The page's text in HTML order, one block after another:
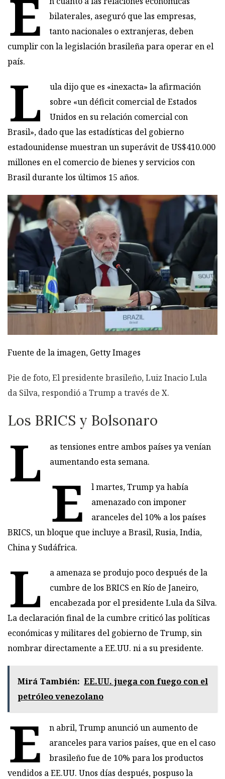
E
bilaterales, aseguró que las empresas,
tanto nacionales o extranjeras, deben
cumplir con la legislación brasileña para operar en el
país.
L
ula dijo que es «inexacta» la afirmación
sobre «un déficit comercial de Estados
Unidos en su relación comercial con
Brasil», dado que las estadísticas del gobierno
estadounidense muestran un superávit de US$410.000
millones en el comercio de bienes y servicios con
Brasil durante los últimos 15 años.
Fuente de la imagen, Getty Images
Pie de foto,El presidente brasileño, Luiz Inacio Lula
da Silva, respondió a Trump a través de X.
Los BRICS y Bolsonaro
L
as tensiones entre ambos países ya venían
aumentando esta semana.
E
l martes, Trump ya había
amenazado con imponer
aranceles del 10% a los países
BRICS, un bloque que incluye a Brasil, Rusia, India,
China y Sudáfrica.
L
a amenaza se produjo poco después de la
cumbre de los BRICS en Río de Janeiro,
encabezada por el presidente Lula da Silva.
La declaración final de la cumbre criticó las políticas
económicas y militares del gobierno de Trump, sin
nombrar directamente a EE.UU. ni a su presidente.
Mirá También: EE.UU. juega con fuego con el
petróleo venezolano
E
n abril, Trump anunció un aumento de
aranceles para varios países, que en el caso
brasileño fue de 10% para los productos
vendidos a EE.UU. Unos días después, pospuso la